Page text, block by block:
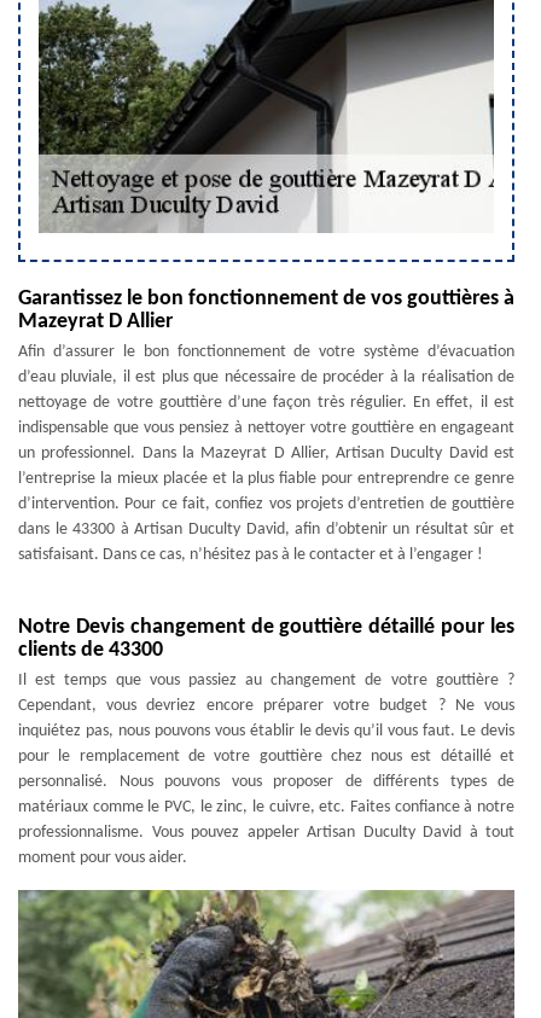
Garantissez le bon fonctionnement de vos gouttières à
Mazeyrat D Allier
Afin d’assurer le bon fonctionnement de votre système d’évacuation
d’eau pluviale, il est plus que nécessaire de procéder à la réalisation de
nettoyage de votre gouttière d’une façon très régulier. En effet, il est
indispensable que vous pensiez à nettoyer votre gouttière en engageant
un professionnel. Dans la Mazeyrat D Allier, Artisan Duculty David est
l’entreprise la mieux placée et la plus fiable pour entreprendre ce genre
d’intervention. Pour ce fait, confiez vos projets d’entretien de gouttière
dans le 43300 à Artisan Duculty David, afin d’obtenir un résultat sûr et
satisfaisant. Dans ce cas, n’hésitez pas à le contacter et à l’engager !
Notre Devis changement de gouttière détaillé pour les
clients de 43300
Il est temps que vous passiez au changement de votre gouttière ?
Cependant, vous devriez encore préparer votre budget ? Ne vous
inquiétez pas, nous pouvons vous établir le devis qu’il vous faut. Le devis
pour le remplacement de votre gouttière chez nous est détaillé et
personnalisé. Nous pouvons vous proposer de différents types de
matériaux comme le PVC, le zinc, le cuivre, etc. Faites confiance à notre
professionnalisme. Vous pouvez appeler Artisan Duculty David à tout
moment pour vous aider.